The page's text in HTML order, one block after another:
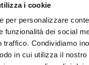
i cookie
per personalizzare
funzionalità dei social
traffico. Condividiamo
in cui utilizza il